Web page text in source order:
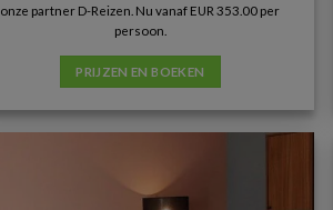
onze partner D-Reizen. Nu vanaf EUR 353.00 per
persoon.
PRIJZEN EN BOEKEN